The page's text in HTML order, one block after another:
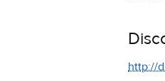
http://